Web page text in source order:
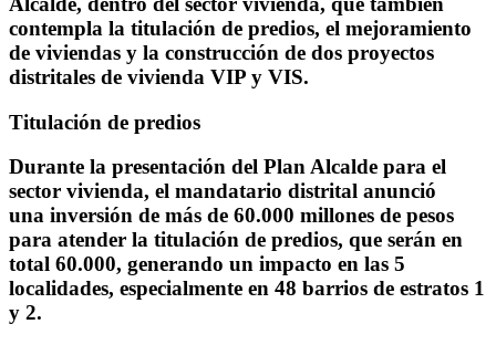
contempla la titulación de predios, el mejoramiento
de viviendas y la construcción de dos proyectos
distritales de vivienda VIP y VIS.
Titulación de predios
Durante la presentación del Plan Alcalde para el
sector vivienda, el mandatario distrital anunció
una inversión de más de 60.000 millones de pesos
para atender la titulación de predios, que serán en
total 60.000, generando un impacto en las 5
localidades, especialmente en 48 barrios de estratos 1
y 2.